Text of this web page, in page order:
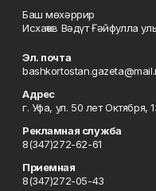
Баш мөхәррир
Исхаҡов Вәдүт Ғәйфулла
Эл. почта
Адрес
г. Уфа, ул. 50 лет Октября,
Рекламная служба
8(347)272-62-61
Приемная
8(347)272-05-43